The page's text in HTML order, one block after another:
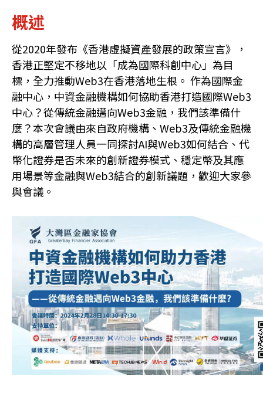
概述
從2020年發布《香港虛擬資產發展的政策宣言》，
香港正堅定不移地以「成為國際科創中心」為目
標，全力推動Web3在香港落地生根。 作為國際金
融中心，中資金融機構如何協助香港打造國際Web3
中心？從傳統金融邁向Web3金融，我們該準備什
麼？本次會議由來自政府機構、Web3及傳統金融機
構的高層管理人員一同探討AI與Web3如何結合、代
幣化證券是否未來的創新證券模式、穩定幣及其應
用場景等金融與Web3結合的創新議題，歡迎大家參
與會議。